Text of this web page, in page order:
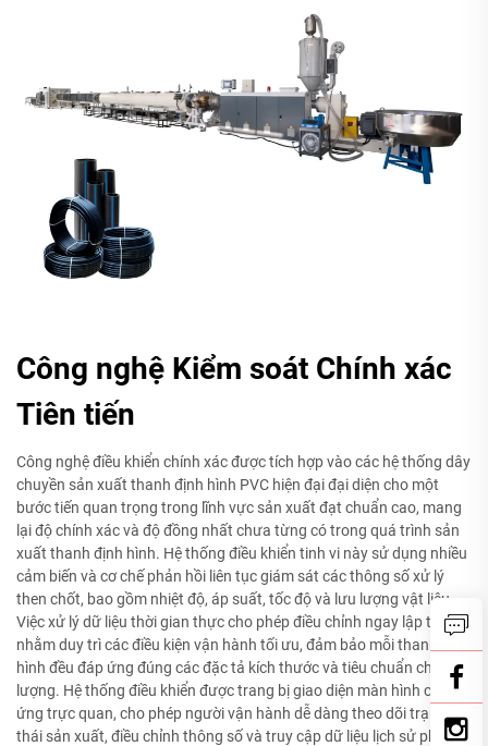
Công nghệ Kiểm soát Chính xác
Tiên tiến
Công nghệ điều khiển chính xác được tích hợp vào các hệ thống dây
chuyền sản xuất thanh định hình PVC hiện đại đại diện cho một
bước tiến quan trọng trong lĩnh vực sản xuất đạt chuẩn cao, mang
lại độ chính xác và độ đồng nhất chưa từng có trong quá trình sản
xuất thanh định hình. Hệ thống điều khiển tinh vi này sử dụng nhiều
cảm biến và cơ chế phản hồi liên tục giám sát các thông số xử lý
then chốt, bao gồm nhiệt độ, áp suất, tốc độ và lưu lượng vật liệu.
Việc xử lý dữ liệu thời gian thực cho phép điều chỉnh ngay lập tức
nhằm duy trì các điều kiện vận hành tối ưu, đảm bảo mỗi thanh định
hình đều đáp ứng đúng các đặc tả kích thước và tiêu chuẩn chất
lượng. Hệ thống điều khiển được trang bị giao diện màn hình cảm
ứng trực quan, cho phép người vận hành dễ dàng theo dõi trạng
thái sản xuất, điều chỉnh thông số và truy cập dữ liệu lịch sử phục